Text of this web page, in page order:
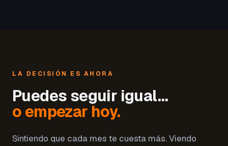
LA DECISIÓN ES AHORA
Puedes seguir igual…
o empezar hoy.
Sintiendo que cada mes te cuesta más. Viendo